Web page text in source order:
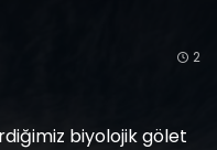
2
biyolojik gölet